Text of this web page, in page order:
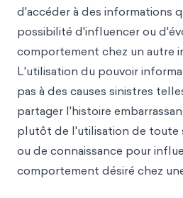
d'accéder à des informations
possibilité d'influencer ou
comportement chez un autre
L'utilisation du pouvoir
pas à des causes sinistres
partager l'histoire
plutôt de l'utilisation de toute
ou de connaissance pour
comportement désiré chez